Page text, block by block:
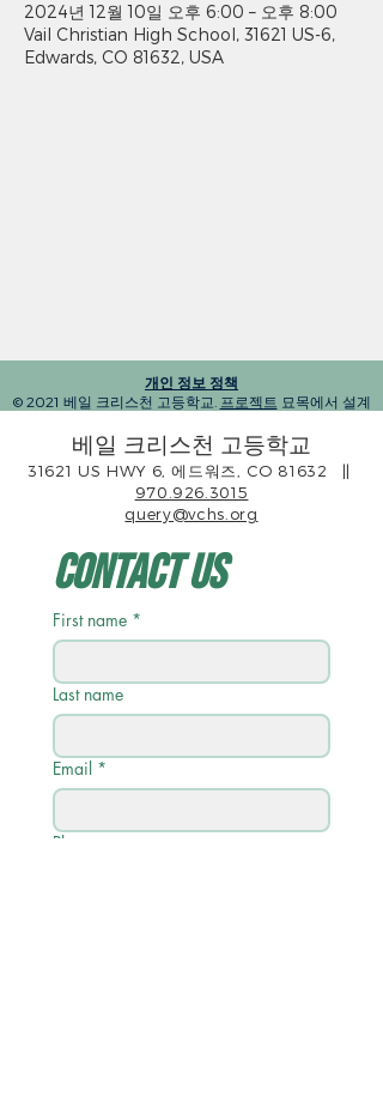
2024년 12월 10일 오후 6:00 – 오후 8:00
Vail Christian High School, 31621 US-6,
Edwards, CO 81632, USA
개인 정보 정책
© 2021 베일 크리스천 고등학교. 프로젝트 묘목에서 설계
베일 크리스천 고등학교
31621 US HWY 6, 에드워즈, CO 81632
||
970.926.3015
query@vchs.org
Contact Us
First name *
Last name
Email *
Phone